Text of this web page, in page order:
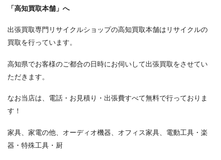
「高知買取本舗」へ
出張買取専門リサイクルショップの高知買取本舗はリサイクルの
買取を行っています。
高知県でお客様のご都合の日時にお伺いして出張買取をさせてい
ただきます。
なお当店は、電話・お見積り・出張費すべて無料で行っておりま
す！
家具、家電の他、オーディオ機器、オフィス家具、電動工具・楽
器・特殊工具・厨